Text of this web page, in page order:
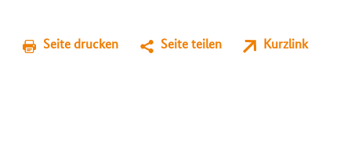
Seite drucken Seite teilen Kurzlink